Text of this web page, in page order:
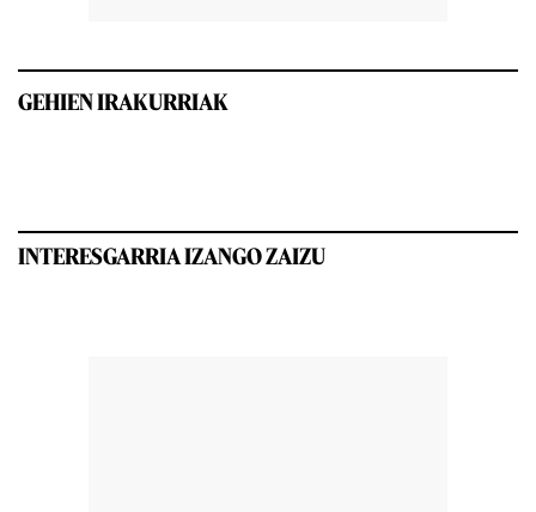
GEHIEN IRAKURRIAK
INTERESGARRIA IZANGO ZAIZU